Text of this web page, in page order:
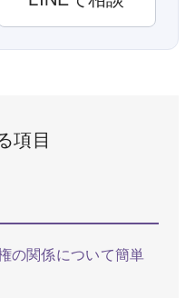
項目
の関係について簡単